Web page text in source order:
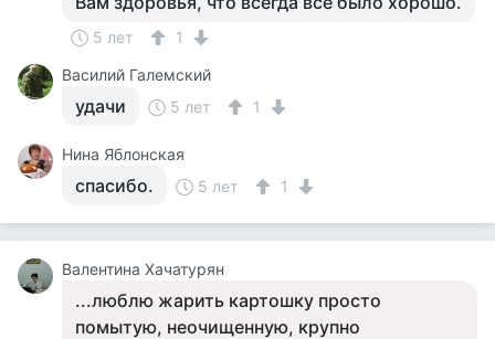
5 лет
1
Василий Галемский
удачи 5 лет 1
Нина Яблонская
спасибо. 5 лет 1
Валентина Хачатурян
...люблю жарить картошку просто
помытую, неочищенную, крупно